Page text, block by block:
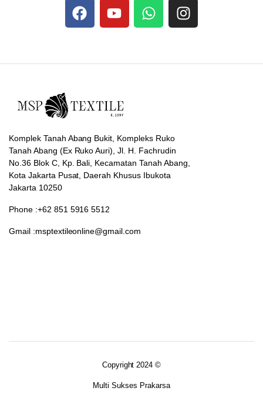
francophones.
Komplek Tanah Abang Bukit, Kompleks Ruko
Tanah Abang (Ex Ruko Auri), Jl. H. Fachrudin
No.36 Blok C, Kp. Bali, Kecamatan Tanah Abang,
Kota Jakarta Pusat, Daerah Khusus Ibukota
Jakarta 10250
Phone :+62 851 5916 5512
Gmail :msptextileonline@gmail.com
Copyright 2024 ©
Multi Sukses Prakarsa